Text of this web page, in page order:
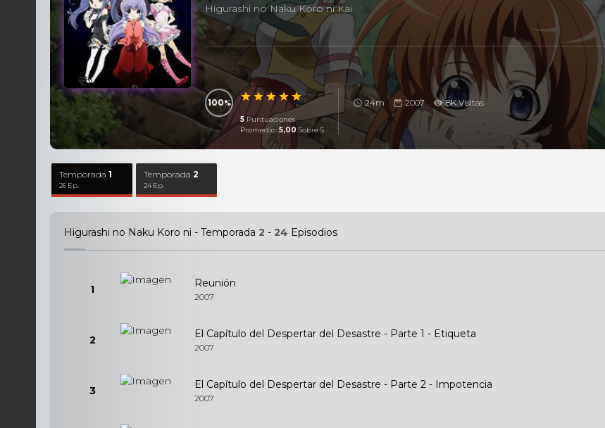
Higurashi no Naku Koro ni Kai
100
5 Puntuaciones
Promedio: 5,00 Sobre 5
24m 2007 8K Visitas
Temporada1
26 Ep.
Temporada2
24 Ep.
Higurashi no Naku Koro ni - Temporada 2 - 24 Episodios
1 Reunión
2007
2 El Capítulo del Despertar del Desastre - Parte 1 - Etiqueta
2007
3 El Capítulo del Despertar del Desastre - Parte 2 - Impotencia
2007